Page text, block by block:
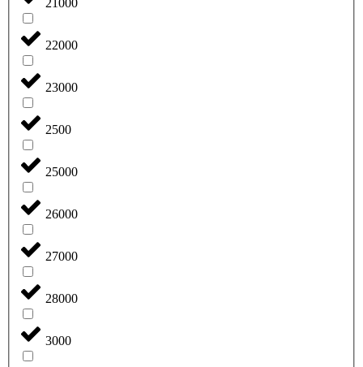
22000
23000
2500
25000
26000
27000
28000
3000